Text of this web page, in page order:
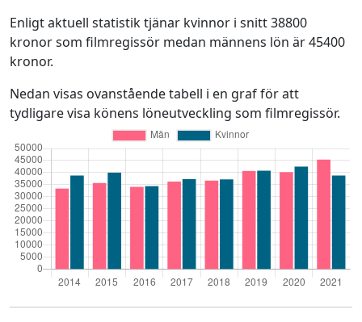
Enligt aktuell statistik tjänar kvinnor i snitt 38800
kronor som filmregissör medan männens lön är 45400
kronor.
Nedan visas ovanstående tabell i en graf för att
tydligare visa könens löneutveckling som filmregissör.